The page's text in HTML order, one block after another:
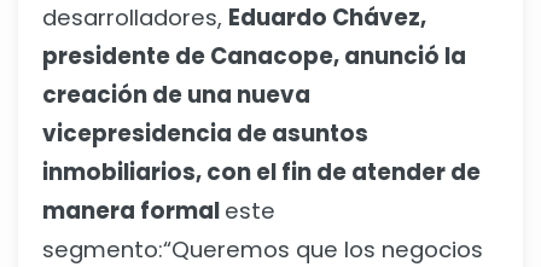
desarrolladores, Eduardo Chávez,
presidente de Canacope, anunció la
creación de una nueva
vicepresidencia de asuntos
inmobiliarios, con el fin de atender de
manera formal este
segmento:“Queremos que los negocios